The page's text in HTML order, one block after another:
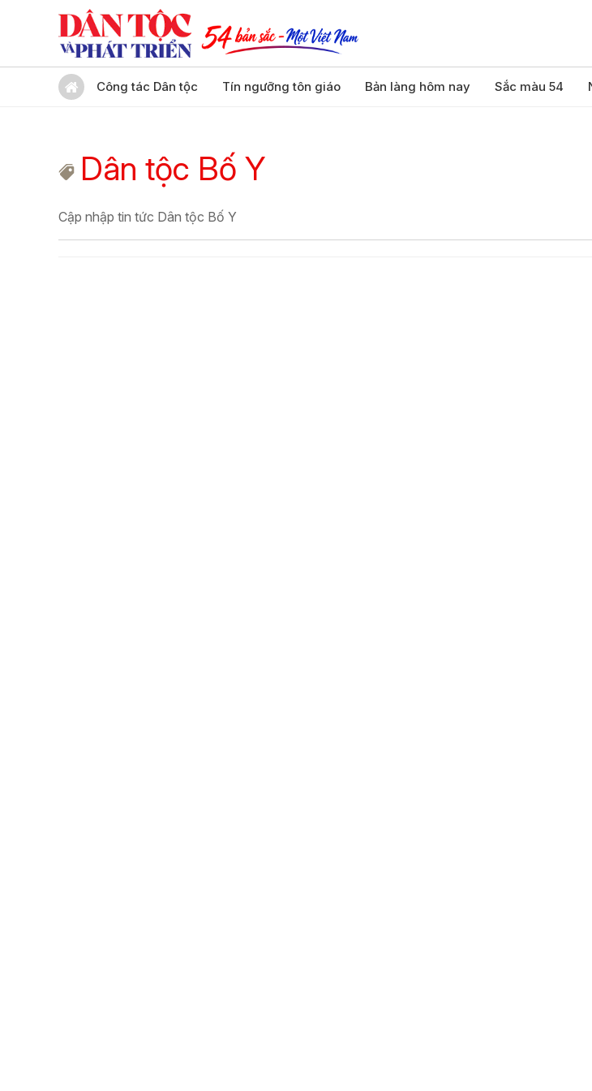
Công tác Dân tộc Tín ngưỡng tôn giáo Bản làng hôm nay Sắc màu 54
Dân tộc Bố Y
Cập nhập tin tức Dân tộc Bố Y